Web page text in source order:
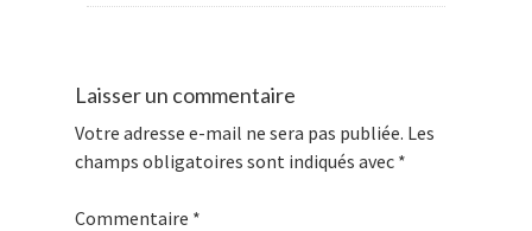
Laisser un commentaire
Votre adresse e-mail ne sera pas publiée. Les
champs obligatoires sont indiqués avec *
Commentaire *